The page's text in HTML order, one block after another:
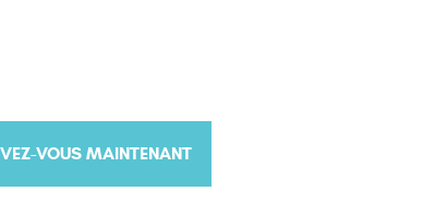
VOUS MAINTENANT